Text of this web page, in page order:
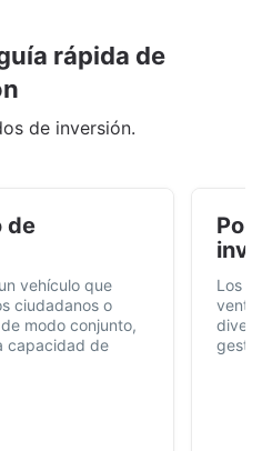
rápida de
de inversión.
de
vehículo que
ciudadanos o
modo conjunto,
capacidad de
Por
Los